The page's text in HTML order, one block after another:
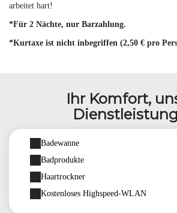
arbeitet hart!
*Für 2 Nächte, nur Barzahlung.
*Kurtaxe ist nicht inbegriffen (2,50 € pro
Ihr Komfort,
Badewanne
Badprodukte
Haartrockner
Kostenloses Highspeed-WLAN